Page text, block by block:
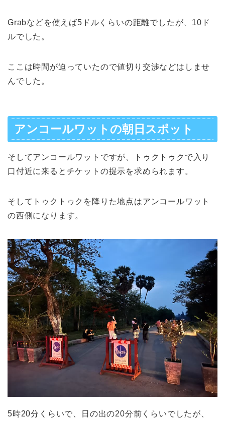
Grabなどを使えば5ドルくらいの距離でしたが、10ド
ルでした。
ここは時間が迫っていたので値切り交渉などはしませ
んでした。
アンコールワットの朝日スポット
そしてアンコールワットですが、トゥクトゥクで入り
口付近に来るとチケットの提示を求められます。
そしてトゥクトゥクを降りた地点はアンコールワット
の西側になります。
5時20分くらいで、日の出の20分前くらいでしたが、